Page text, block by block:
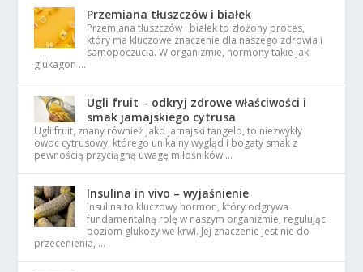
Przemiana tłuszczów i białek
Przemiana tłuszczów i białek to złożony proces,
który ma kluczowe znaczenie dla naszego zdrowia i
samopoczucia. W organizmie, hormony takie jak
glukagon …
Ugli fruit – odkryj zdrowe właściwości i
smak jamajskiego cytrusa
Ugli fruit, znany również jako jamajski tangelo, to niezwykły
owoc cytrusowy, którego unikalny wygląd i bogaty smak z
pewnością przyciągną uwagę miłośników …
Insulina in vivo – wyjaśnienie
Insulina to kluczowy hormon, który odgrywa
fundamentalną rolę w naszym organizmie, regulując
poziom glukozy we krwi. Jej znaczenie jest nie do
przecenienia, …